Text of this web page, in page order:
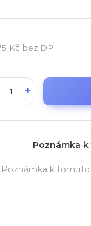
Kč bez DPH
Poznámka